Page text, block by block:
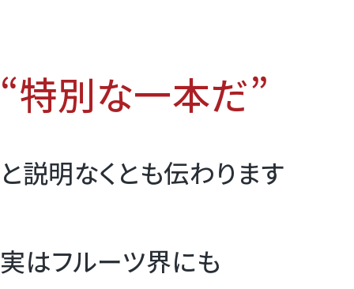
“特別な一本だ”
と説明なくとも伝わります
実はフルーツ界にも